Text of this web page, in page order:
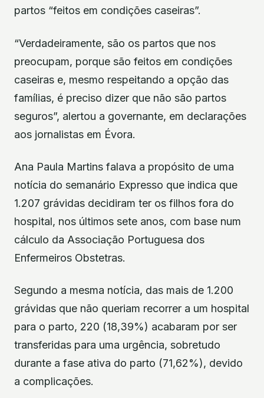
partos “feitos em condições caseiras”.
“Verdadeiramente, são os partos que nos
preocupam, porque são feitos em condições
caseiras e, mesmo respeitando a opção das
famílias, é preciso dizer que não são partos
seguros”, alertou a governante, em declarações
aos jornalistas em Évora.
Ana Paula Martins falava a propósito de uma
notícia do semanário Expresso que indica que
1.207 grávidas decidiram ter os filhos fora do
hospital, nos últimos sete anos, com base num
cálculo da Associação Portuguesa dos
Enfermeiros Obstetras.
Segundo a mesma notícia, das mais de 1.200
grávidas que não queriam recorrer a um hospital
para o parto, 220 (18,39%) acabaram por ser
transferidas para uma urgência, sobretudo
durante a fase ativa do parto (71,62%), devido
a complicações.